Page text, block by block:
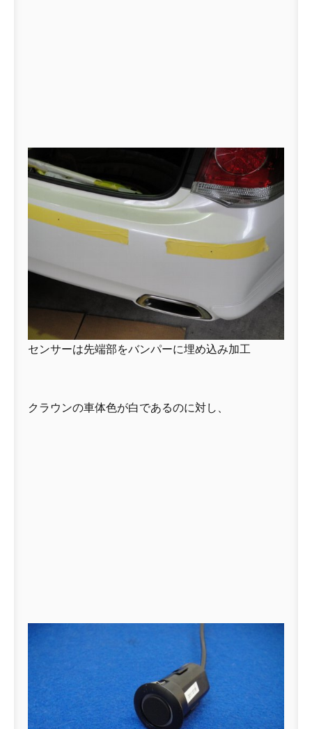
センサーは先端部をバンパーに埋め込み加工
クラウンの車体色が白であるのに対し、